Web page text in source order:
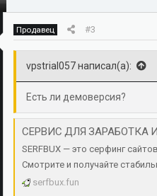
Продавец #3
vpstrial057 написал(а):
Есть ли демоверсия?
СЕРВИС ДЛЯ ЗАРАБОТКА И
SERFBUX — это серфинг
Смотрите и получайте
serfbux.fun